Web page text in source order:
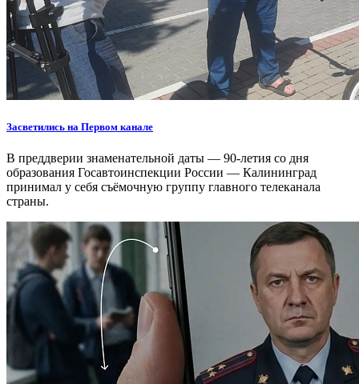
Засветились на Первом канале
В преддверии знаменательной даты — 90-летия со дня
образования Госавтоинспекции России — Калининград
принимал у себя съёмочную группу главного телеканала
страны.